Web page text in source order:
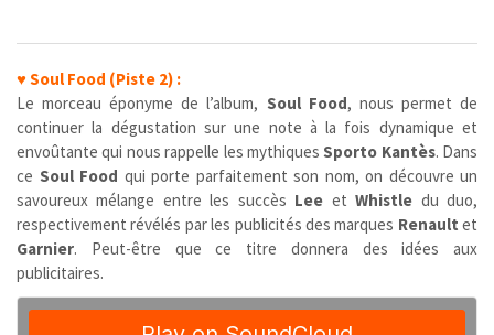
♥Soul Food (Piste 2) :
Le morceau éponyme de l’album, Soul Food, nous permet de
continuer la dégustation sur une note à la fois dynamique et
envoûtante qui nous rappelle les mythiquesSporto Kantès. Dans
ce Soul Food qui porte parfaitement son nom, on découvre un
savoureux mélange entre les succès Lee etWhistle du duo,
respectivement révélés par les publicités des marques Renault et
Garnier. Peut-être que ce titre donnera des idées aux
publicitaires.